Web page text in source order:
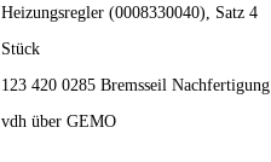
Heizungsregler (0008330040), Satz 4
Stück
123 420 0285 Bremsseil Nachfertigung
vdh über GEMO